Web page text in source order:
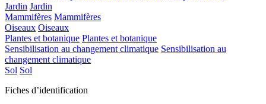
Jardin Jardin
Mammifères Mammifères
Oiseaux Oiseaux
Plantes et botanique Plantes et botanique
Sensibilisation au changement climatique Sensibilisation au
changement climatique
Sol Sol
Fiches d’identification